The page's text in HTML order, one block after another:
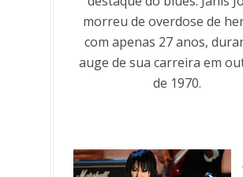
morreu de overdose de
com apenas 27 anos,
auge de sua carreira em
de 1970.